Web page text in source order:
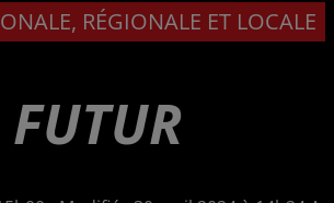
RÉGIONALE ET LOCALE